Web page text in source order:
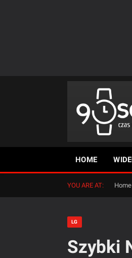
HOME
YOU ARE AT: Home
LG
Szybki